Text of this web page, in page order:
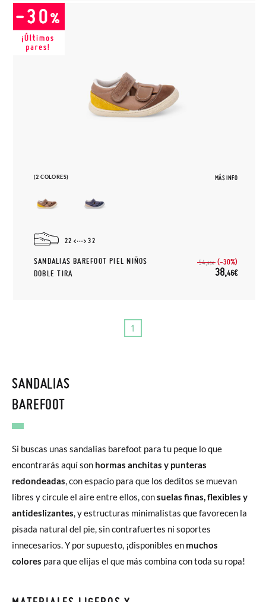
(2 COLORES) MÁS INFO
22 32
SANDALIAS BAREFOOT PIEL NIÑOS
DOBLE TIRA
54,95€ (-30%)
38,46€
1
SANDALIAS
BAREFOOT
Si buscas unas sandalias barefoot para tu peque lo que
encontrarás aquí son hormas anchitas y punteras
redondeadas, con espacio para que los deditos se muevan
libres y circule el aire entre ellos, consuelas finas, flexibles y
antideslizantes, y estructuras minimalistas que favorecen la
pisada natural del pie, sin contrafuertes ni soportes
innecesarios. Y por supuesto, ¡disponibles en muchos
colores para que elijas el que más combina con toda su ropa!